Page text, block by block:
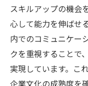
スキルアップの機会
心して能力を伸ばせ
内でのコミュニケー
クを重視することで
実現しています。こ
企業文化の成熟度を